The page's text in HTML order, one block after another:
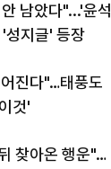
남았다"...'윤석
성지글' 등장
진다"…태풍도
것'
찾아온 행운"…